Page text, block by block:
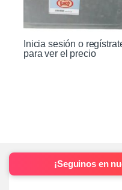
Inicia sesión o
para ver el precio
¡Seguinos en